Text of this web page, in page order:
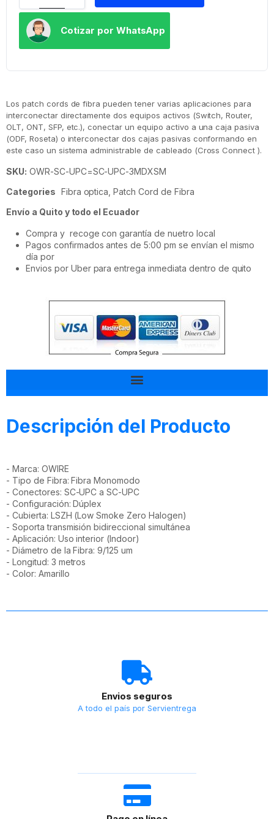
Cotizar por WhatsApp
Los patch cords de fibra pueden tener varias aplicaciones para
interconectar directamente dos equipos activos (Switch, Router,
OLT, ONT, SFP, etc.), conectar un equipo activo a una caja pasiva
(ODF, Roseta) o interconectar dos cajas pasivas conformando en
este caso un sistema administrable de cableado (Cross Connect ).
SKU: OWR-SC-UPC=SC-UPC-3MDXSM
Categories Fibra optica ,Patch Cord de Fibra
Envío a Quito y todo el Ecuador
Compra y recoge con garantía de nuetro local
Pagos confirmados antes de 5:00 pm se envían el mismo
día por
Envios por Uber para entrega inmediata dentro de quito
Descripción del Producto
- Marca: OWIRE
- Tipo de Fibra: Fibra Monomodo
- Conectores: SC-UPC a SC-UPC
- Configuración: Dúplex
- Cubierta: LSZH (Low Smoke Zero Halogen)
- Soporta transmisión bidireccional simultánea
- Aplicación: Uso interior (Indoor)
- Diámetro de la Fibra: 9/125 um
- Longitud: 3 metros
- Color: Amarillo
Envios seguros
A todo el país por Servientrega